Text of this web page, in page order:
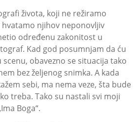
života, koji ne režiramo
hvatamo njihov neponovljiv
određenu zakonitost u
Kad god posumnjam da ću
obavezno se situacija tako
bez željenog snimka. A kada
sebi, ma nema veze, šta bude
treba. Tako su nastali svi moji
Boga“.